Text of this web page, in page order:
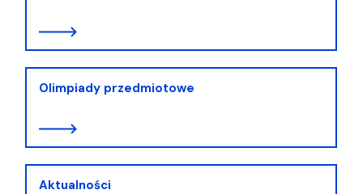
Olimpiady przedmiotowe
Aktualności